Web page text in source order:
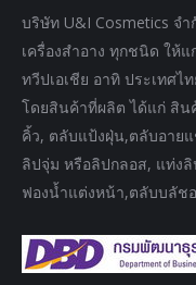
in
new
window
new
windowwindow
บริษัท U&I Cosmetics จ
เครื่องสำอาง ทุกชนิด ให้
ทวีปเอเชีย อาทิ ประเทศไ
โดยสินค้าที่ผลิต ได้แก่ สิ
คิ้ว, ตลับแป้งฝุ่น,ตลับอาย
ลิปจุ่ม หรือลิปกลอส, แท่ง
ฟองน้ำแต่งหน้า,ตลับบลัช